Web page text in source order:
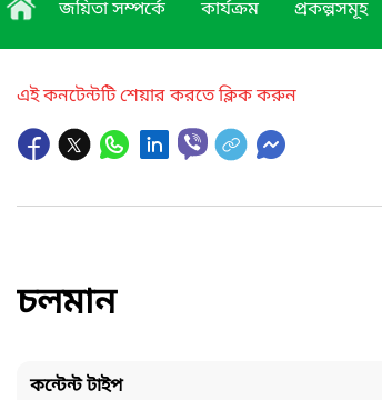
জয়িতা সম্পর্কে
কার্যক্রম প্রকল্পসমূহ
এই কনটেন্টটি শেয়ার করতে ক্লিক করুন
চলমান
কন্টেন্ট টাইপ